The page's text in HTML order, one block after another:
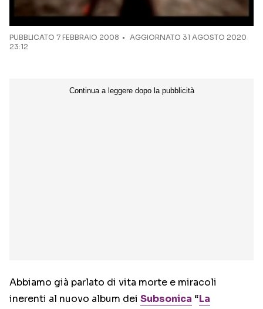
PUBBLICATO 7 FEBBRAIO 2008
AGGIORNATO 31 AGOSTO 2020
23:12
Abbiamo già parlato di vita morte e miracoli
inerenti al nuovo album dei Subsonica “La